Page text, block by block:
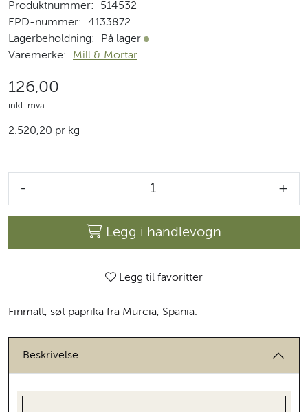
Produktnummer:
514532
EPD-nummer:
4133872
Lagerbeholdning:
På lager På lager
Varemerke: Mill & Mortar
126,00
inkl. mva.
2.520,20 pr kg
- +
Legg i handlevogn
Legg til favoritter
Finmalt, søt paprika fra Murcia, Spania.
Beskrivelse